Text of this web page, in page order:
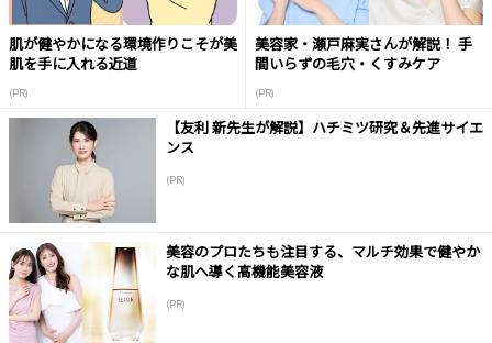
肌が健やかになる環境作りこそが美
肌を手に入れる近道
(PR)
美容家・瀬戸麻実さんが解説！ 手
間いらずの毛穴・くすみケア
(PR)
【友利 新先生が解説】ハチミツ研究＆先進サイエ
ンス
(PR)
美容のプロたちも注目する、マルチ効果で健やか
な肌へ導く高機能美容液
(PR)